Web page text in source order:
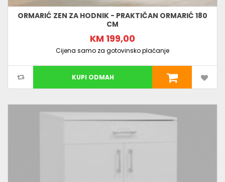
ORMARIĆ ZEN ZA HODNIK - PRAKTIČAN ORMARIĆ 180
CM
KM 199,00
Cijena samo za gotovinsko plaćanje
KUPI ODMAH